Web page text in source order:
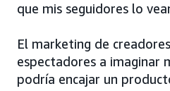
que mis seguidores lo
El marketing de
espectadores a imaginar
podría encajar un